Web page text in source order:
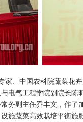
、中国农科院蔬菜花
电气工程学院副院长陈
务副主任乔丰文，作了
施蔬菜高效栽培平衡